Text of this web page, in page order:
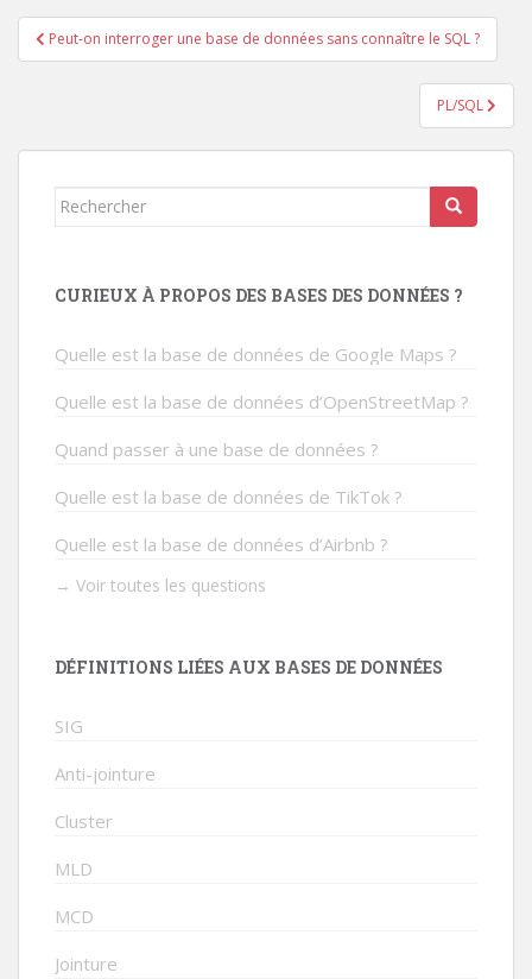
Navigation
de
Peut-on interroger une base de données sans connaître le SQL ?
PL/SQL
Rechercher...
CURIEUX À PROPOS DES BASES DES DONNÉES ?
Quelle est la base de données de Google Maps ?
Quelle est la base de données d’OpenStreetMap ?
Quand passer à une base de données ?
Quelle est la base de données de TikTok ?
Quelle est la base de données d’Airbnb ?
→ Voir toutes les questions
DÉFINITIONS LIÉES AUX BASES DE DONNÉES
SIG
Anti-jointure
Cluster
MLD
MCD
Jointure